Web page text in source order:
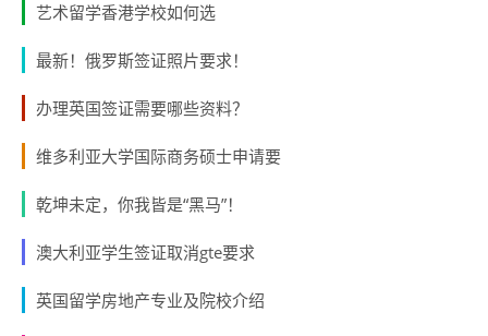
艺术留学香港学校如何选
最新！俄罗斯签证照片要求！
办理英国签证需要哪些资料？
维多利亚大学国际商务硕士申请要
乾坤未定，你我皆是“黑马”！
澳大利亚学生签证取消gte要求
英国留学房地产专业及院校介绍